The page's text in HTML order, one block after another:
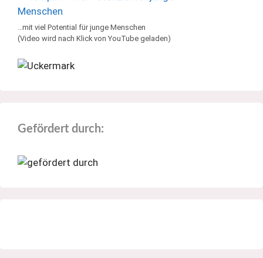
…mit viel Potential für junge Menschen
(Video wird nach Klick von YouTube geladen)
Gefördert durch: